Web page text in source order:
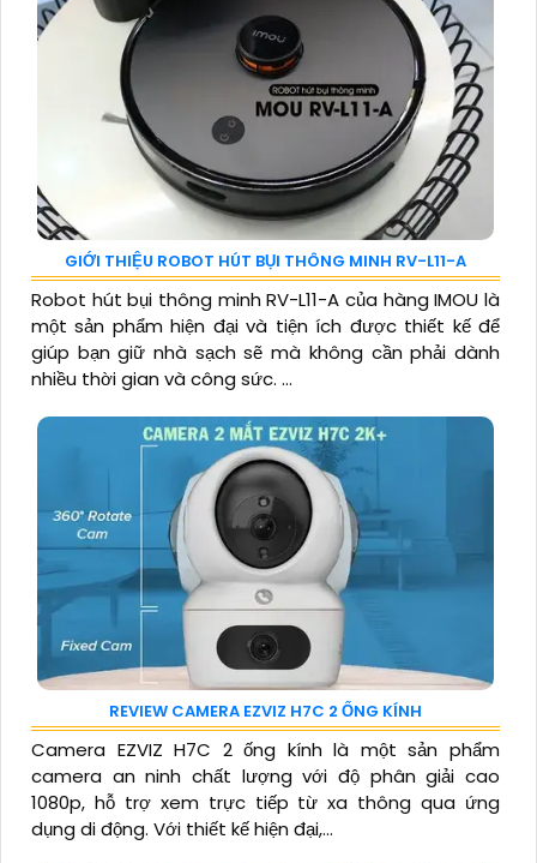
GIỚI THIỆU ROBOT HÚT BỤI THÔNG MINH RV-L11-A
Robot hút bụi thông minh RV-L11-A của hàng IMOU là
một sản phẩm hiện đại và tiện ích được thiết kế để
giúp bạn giữ nhà sạch sẽ mà không cần phải dành
nhiều thời gian và công sức. ...
REVIEW CAMERA EZVIZ H7C 2 ỐNG KÍNH
Camera EZVIZ H7C 2 ống kính là một sản phẩm
camera an ninh chất lượng với độ phân giải cao
1080p, hỗ trợ xem trực tiếp từ xa thông qua ứng
dụng di động. Với thiết kế hiện đại,...